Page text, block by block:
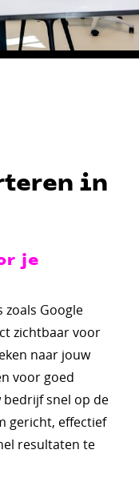
in
je
zoals Google
zichtbaar voor
naar jouw
voor goed
snel op de
gericht, effectief
resultaten te